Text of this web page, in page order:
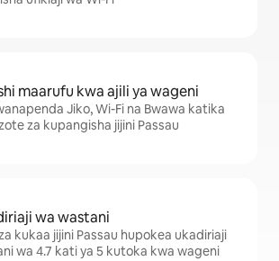
maarufu kwa ajili ya wageni
Jiko, Wi-Fi na Bwawa katika
za kupangisha jijini Passau
wa wastani
kukaa jijini Passau hupokea ukadiriaji
wa 4.7 kati ya 5 kutoka kwa wageni